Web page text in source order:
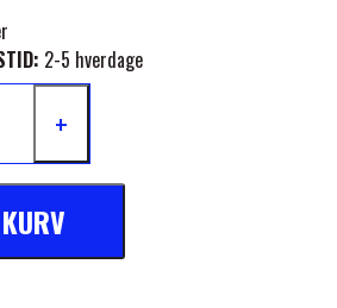
SMEDEVÆRKTØJ
PONYTRAV
MONTÉ
GALOP
MAGNET & INFRARØD
TERAPI
GRIMER & TRÆKTOV
TRENSE & TILBEHØR
EMIN
LIQUID TITANIUM®
FINNTACK
2-5 hverdage
+